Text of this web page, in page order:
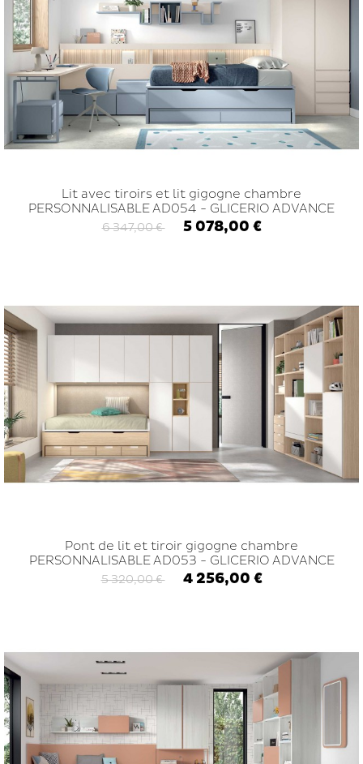
Lit avec tiroirs et lit gigogne chambre
PERSONNALISABLE AD054 - GLICERIO ADVANCE
6 347,00 € 5 078,00 €
Pont de lit et tiroir gigogne chambre
PERSONNALISABLE AD053 - GLICERIO ADVANCE
5 320,00 € 4 256,00 €